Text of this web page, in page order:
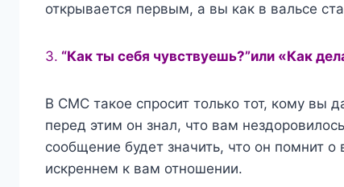
открывается первым, а вы как в вальсе
3. “Как ты себя чувствуешь?”или «Как
В СМС такое спросит только тот, кому вы
перед этим он знал, что вам
сообщение будет значить, что он помнит о
искреннем к вам отношении.